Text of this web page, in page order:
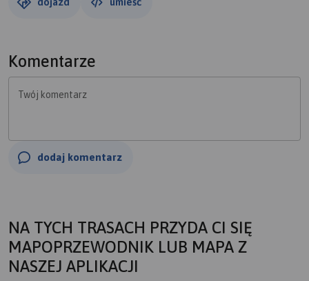
Komentarze
Twój komentarz
dodaj komentarz
NA TYCH TRASACH PRZYDA CI SIĘ
MAPOPRZEWODNIK LUB MAPA Z
NASZEJ APLIKACJI